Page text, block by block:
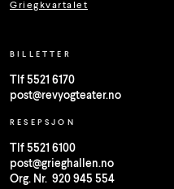
Griegkvartalet
BILLETTER
Tlf 5521 6170
post@revyogteater.no
RESEPSJON
Tlf 5521 6100
post@grieghallen.no
Org. Nr. 920 945 554